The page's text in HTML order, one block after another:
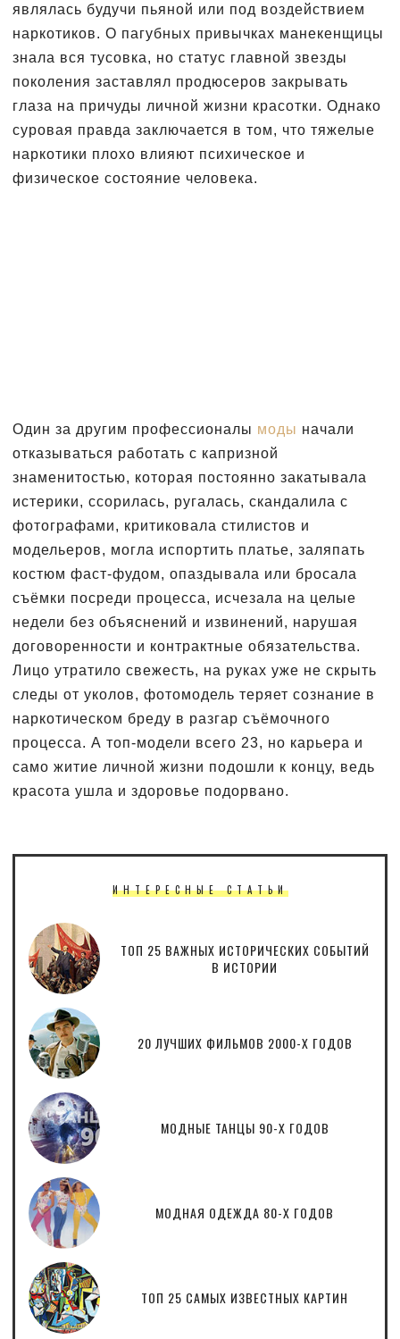
являлась будучи пьяной или под воздействием
наркотиков. О пагубных привычках манекенщицы
знала вся тусовка, но статус главной звезды
поколения заставлял продюсеров закрывать
глаза на причуды личной жизни красотки. Однако
суровая правда заключается в том, что тяжелые
наркотики плохо влияют психическое и
физическое состояние человека.
Один за другим профессионалы моды начали
отказываться работать с капризной
знаменитостью, которая постоянно закатывала
истерики, ссорилась, ругалась, скандалила с
фотографами, критиковала стилистов и
модельеров, могла испортить платье, заляпать
костюм фаст-фудом, опаздывала или бросала
съёмки посреди процесса, исчезала на целые
недели без объяснений и извинений, нарушая
договоренности и контрактные обязательства.
Лицо утратило свежесть, на руках уже не скрыть
следы от уколов, фотомодель теряет сознание в
наркотическом бреду в разгар съёмочного
процесса. А топ-модели всего 23, но карьера и
само житие личной жизни подошли к концу, ведь
красота ушла и здоровье подорвано.
ИНТЕРЕСНЫЕ СТАТЬИ
ТОП 25 ВАЖНЫХ ИСТОРИЧЕСКИХ СОБЫТИЙ
В ИСТОРИИ
20 ЛУЧШИХ ФИЛЬМОВ 2000-Х ГОДОВ
МОДНЫЕ ТАНЦЫ 90-Х ГОДОВ
МОДНАЯ ОДЕЖДА 80-Х ГОДОВ
ТОП 25 САМЫХ ИЗВЕСТНЫХ КАРТИН